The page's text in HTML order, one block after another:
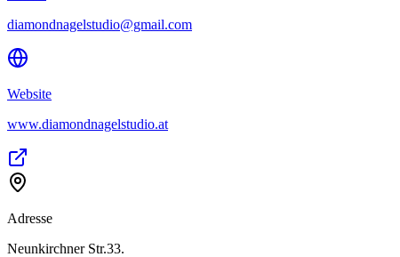
diamondnagelstudio@gmail.com
Website
www.diamondnagelstudio.at
Adresse
Neunkirchner Str.33.